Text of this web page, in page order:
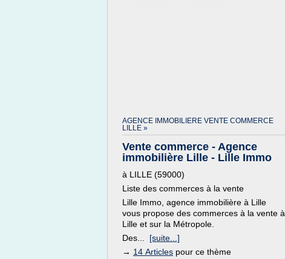
AGENCE IMMOBILIERE VENTE COMMERCE
LILLE »
Vente commerce - Agence
immobilière Lille - Lille Immo
à LILLE (59000)
Liste des commerces à la vente
Lille Immo, agence immobilière à Lille
vous propose des commerces à la vente à
Lille et sur la Métropole.
Des... [suite...]
→ 14 Articles pour ce thème